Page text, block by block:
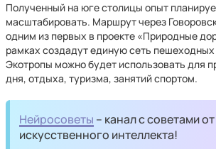
Полученный на юге столицы опыт
масштабировать. Маршрут через
одним из первых в проекте «Природные
рамках создадут единую сеть
Экотропы можно будет использовать для
дня, отдыха, туризма, занятий спортом.
Нейросоветы – канал с советами от
искусственного интеллекта!